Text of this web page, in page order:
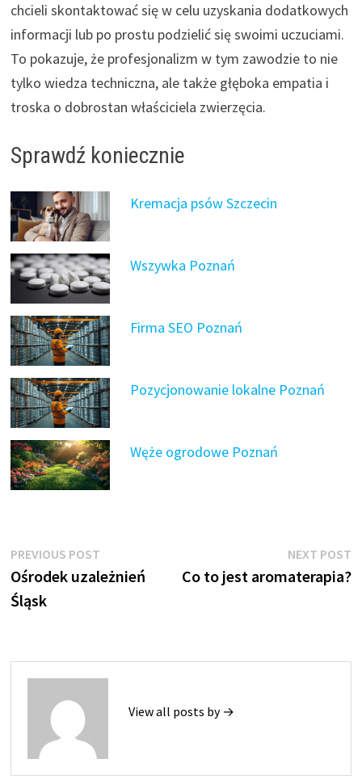
chcieli skontaktować się w celu uzyskania dodatkowych
informacji lub po prostu podzielić się swoimi uczuciami.
To pokazuje, że profesjonalizm w tym zawodzie to nie
tylko wiedza techniczna, ale także głęboka empatia i
troska o dobrostan właściciela zwierzęcia.
Sprawdź koniecznie
Kremacja psów Szczecin
Wszywka Poznań
Firma SEO Poznań
Pozycjonowanie lokalne Poznań
Węże ogrodowe Poznań
Nawigacja
wpisu
PREVIOUS POSTPrevious
post:
Ośrodek uzależnień
Śląsk
NEXT POST
Co to jest aromaterapia?
View all posts by →